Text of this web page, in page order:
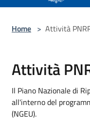
Home > Attività
Attività
Il Piano Nazionale di
all'interno del
(NGEU).